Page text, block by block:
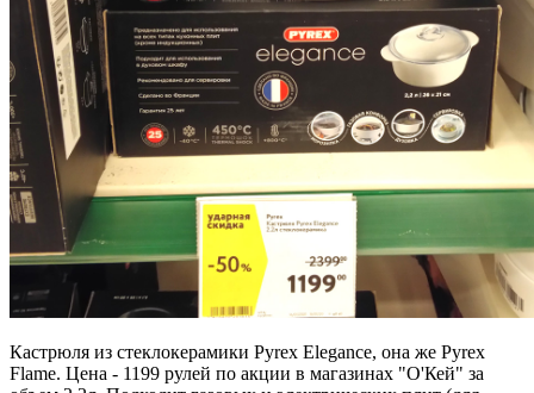
Кастрюля из стеклокерамики Pyrex Elegance, она же Pyrex
Flame. Цена - 1199 рулей по акции в магазинах "О'Кей" за